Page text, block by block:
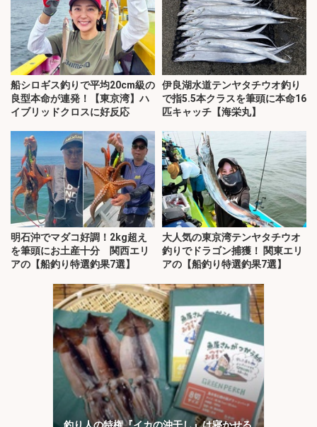
船シロギス釣りで平均20cm級の
良型本命が連発！【東京湾】ハ
イブリッドクロスに好反応
伊良湖水道テンヤタチウオ釣り
で指5.5本クラスを筆頭に本命16
匹キャッチ【海栄丸】
明石沖でマダコ好調！2kg超え
を筆頭にお土産十分 関西エリ
アの【船釣り特選釣果7選】
大人気の東京湾テンヤタチウオ
釣りでドラゴン捕獲！ 関東エリ
アの【船釣り特選釣果7選】
釣り人の特権『イカの沖干し』は寝かせる